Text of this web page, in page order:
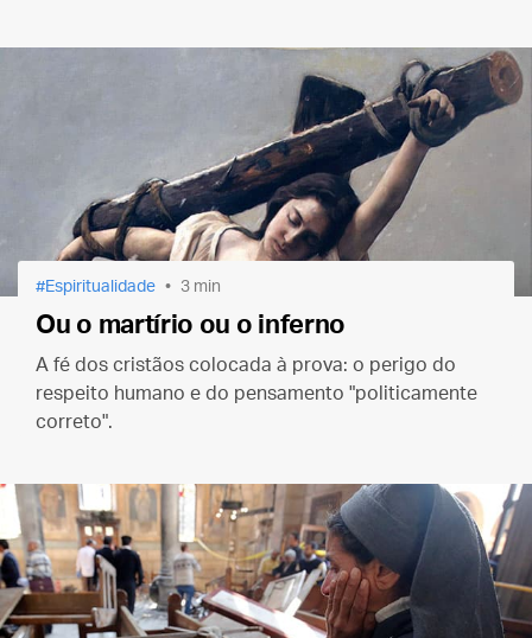
Espiritualidade 3 min
Ou o martírio ou o inferno
A fé dos cristãos colocada à prova: o perigo do
respeito humano e do pensamento "politicamente
correto".